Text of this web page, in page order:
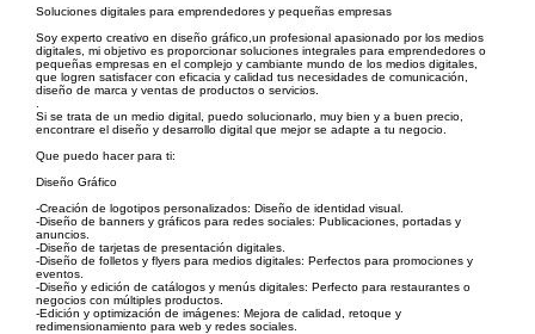
Soluciones digitales para emprendedores y pequeñas empresas
Soy experto creativo en diseño gráfico,un profesional apasionado por los medios
digitales, mi objetivo es proporcionar soluciones integrales para emprendedores o
pequeñas empresas en el complejo y cambiante mundo de los medios digitales,
que logren satisfacer con eficacia y calidad tus necesidades de comunicación,
diseño de marca y ventas de productos o servicios.
Si se trata de un medio digital, puedo solucionarlo, muy bien y a buen precio,
encontrare el diseño y desarrollo digital que mejor se adapte a tu negocio.
Que puedo hacer para ti:
Diseño Gráfico
-Creación de logotipos personalizados: Diseño de identidad visual.
-Diseño de banners y gráficos para redes sociales: Publicaciones, portadas y
anuncios.
-Diseño de tarjetas de presentación digitales.
-Diseño de folletos y flyers para medios digitales: Perfectos para promociones y
eventos.
-Diseño y edición de catálogos y menús digitales: Perfecto para restaurantes o
negocios con múltiples productos.
-Edición y optimización de imágenes: Mejora de calidad, retoque y
redimensionamiento para web y redes sociales.